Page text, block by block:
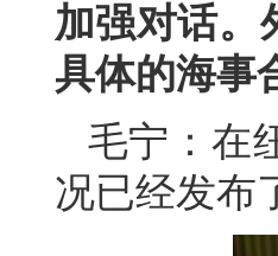
加强对话。
具体的海事
毛宁：在
况已经发布